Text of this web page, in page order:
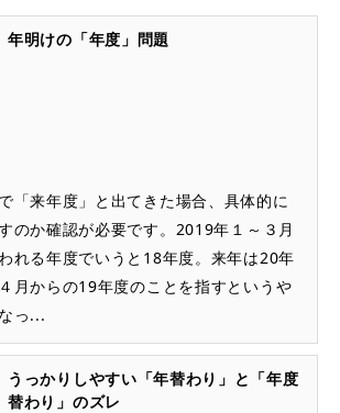
年明けの「年度」問題
「来年度」と出てきた場合、具体的に
のか確認が必要です。2019年１～３月
れる年度でいうと18年度。来年は20年
月からの19年度のことを指すというや
っ...
うっかりしやすい「年替わり」と「年度
替わり」のズレ